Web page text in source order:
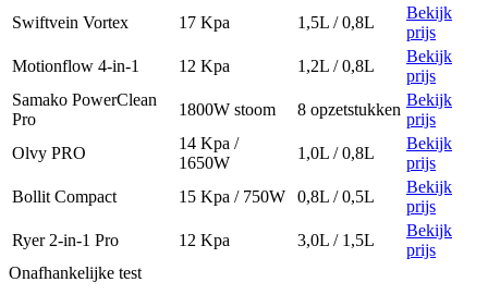
Swiftvein Vortex 17 Kpa 1,5L / 0,8L
Bekijk
prijs
Motionflow 4-in-1
12 Kpa 1,2L / 0,8L
Bekijk
prijs
Samako PowerClean
Pro
1800W stoom 8 opzetstukken
Bekijk
prijs
Olvy PRO
14 Kpa /
1650W
1,0L / 0,8L
Bekijk
prijs
Bollit Compact
15 Kpa / 750W 0,8L / 0,5L
Bekijk
prijs
Ryer 2-in-1 Pro
12 Kpa 3,0L / 1,5L
Bekijk
prijs
Onafhankelijke test